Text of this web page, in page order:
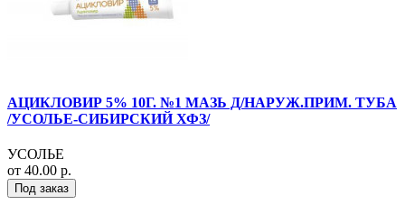
АЦИКЛОВИР 5% 10Г. №1 МАЗЬ Д/НАРУЖ.ПРИМ. ТУБА
/УСОЛЬЕ-СИБИРСКИЙ ХФЗ/
УСОЛЬЕ
от 40.00 р.
Под заказ